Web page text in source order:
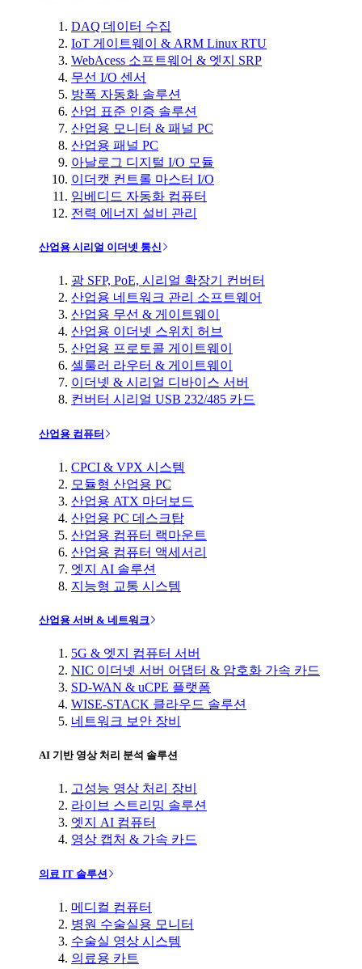
DAQ 데이터 수집
IoT 게이트웨이 & ARM Linux RTU
WebAcess 소프트웨어 & 엣지 SRP
무선 I/O 센서
방폭 자동화 솔루션
산업 표준 인증 솔루션
산업용 모니터 & 패널 PC
산업용 패널 PC
아날로그 디지털 I/O 모듈
이더캣 컨트롤 마스터 I/O
임베디드 자동화 컴퓨터
전력 에너지 설비 관리
산업용 시리얼 이더넷 통신
광 SFP, PoE, 시리얼 확장기 컨버터
산업용 네트워크 관리 소프트웨어
산업용 무선 & 게이트웨이
산업용 이더넷 스위치 허브
산업용 프로토콜 게이트웨이
셀룰러 라우터 & 게이트웨이
이더넷 & 시리얼 디바이스 서버
컨버터 시리얼 USB 232/485 카드
산업용 컴퓨터
CPCI & VPX 시스템
모듈형 산업용 PC
산업용 ATX 마더보드
산업용 PC 데스크탑
산업용 컴퓨터 랙마운트
산업용 컴퓨터 액세서리
엣지 AI 솔루션
지능형 교통 시스템
산업용 서버 & 네트워크
5G & 엣지 컴퓨터 서버
NIC 이더넷 서버 어댑터 & 암호화 가속 카드
SD-WAN & uCPE 플랫폼
WISE-STACK 클라우드 솔루션
네트워크 보안 장비
AI 기반 영상 처리 분석 솔루션
고성능 영상 처리 장비
라이브 스트리밍 솔루션
엣지 AI 컴퓨터
영상 캡처 & 가속 카드
의료 IT 솔루션
메디컬 컴퓨터
병원 수술실용 모니터
수술실 영상 시스템
의료용 카트